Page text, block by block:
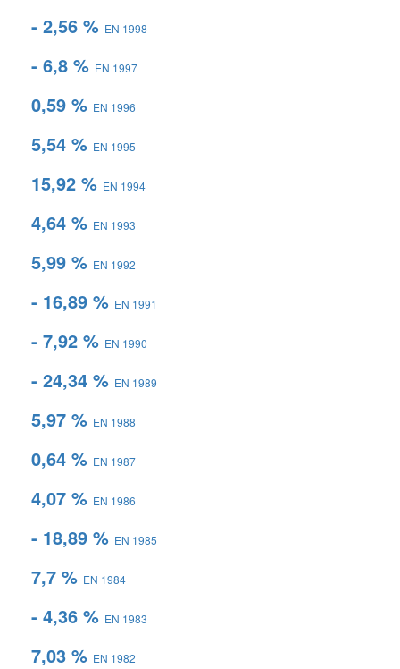
- 2,56 % EN 1998
- 6,8 % EN 1997
0,59 % EN 1996
5,54 % EN 1995
15,92 % EN 1994
4,64 % EN 1993
5,99 % EN 1992
- 16,89 % EN 1991
- 7,92 % EN 1990
- 24,34 % EN 1989
5,97 % EN 1988
0,64 % EN 1987
4,07 % EN 1986
- 18,89 % EN 1985
7,7 % EN 1984
- 4,36 % EN 1983
7,03 % EN 1982